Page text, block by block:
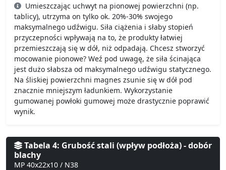
Umieszczając uchwyt na pionowej powierzchni (np.
tablicy), utrzyma on tylko ok. 20%-30% swojego
maksymalnego udźwigu. Siła ciążenia i słaby stopień
przyczepności wpływają na to, że produkty łatwiej
przemieszczają się w dół, niż odpadają. Chcesz stworzyć
mocowanie pionowe? Weź pod uwagę, że siła ścinająca
jest dużo słabsza od maksymalnego udźwigu statycznego.
Na śliskiej powierzchni magnes zsunie się w dół pod
znacznie mniejszym ładunkiem. Wykorzystanie
gumowanej powłoki gumowej może drastycznie poprawić
wynik.
Tabela 4: Grubość stali (wpływ podłoża) - dobór
blachy
MP 40x22x10 / N38